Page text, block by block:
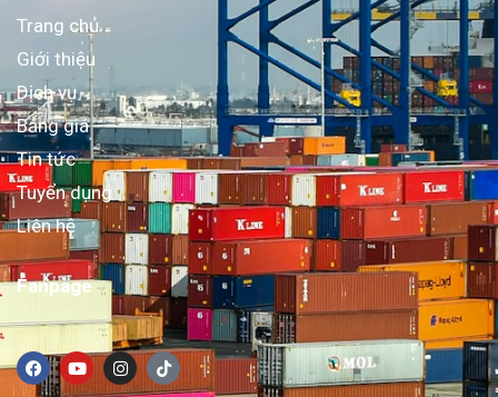
Trang chủ
Giới thiệu
Dịch vụ
Bảng giá
Tin tức
Tuyển dụng
Liên hệ
Fanpage